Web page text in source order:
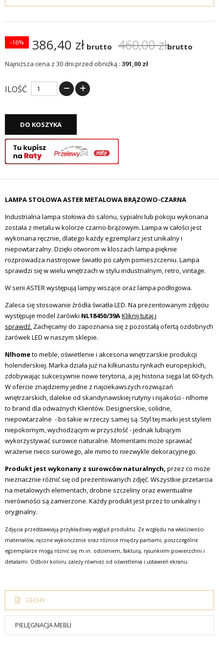
386,40 zł brutto 460,00 złbrutto
-16%
Najniższa cena z 30 dni przed obniżką : 391,00 zł
ILOŚĆ
DO KOSZYKA
LAMPA STOŁOWA ASTER METALOWA BRĄZOWO-CZARNA
Industrialna lampa stołowa do salonu, sypialni lub pokoju wykonana
została z metalu w kolorze czarno-brązowym. Lampa w całości jest
wykonana ręcznie, dlatego każdy egzemplarz jest unikalny i
niepowtarzalny. Dzięki otworom w kloszach lampa pięknie
rozprowadza nastrojowe światło po całym pomieszczeniu. Lampa
sprawdzi się w wielu wnętrzach w stylu industrialnym, retro, vintage.
W serii ASTER występują lampy wiszące oraz lampa podłogowa.
Zaleca się stosowanie źródła światła LED. Na prezentowanym zdjęciu
występuje model żarówki NL18450/39AKliknij tutaj i
sprawdź. Zachęcamy do zapoznania się z pozostałą ofertą ozdobnych
żarówek LED w naszym sklepie.
Nlhometo meble, oświetlenie i akcesoria wnętrzarskie produkcji
holenderskiej. Marka działa już na kilkunastu rynkach europejskich,
zdobywając sukcesywnie nowe terytoria, a jej historia sięga lat 60-tych.
W ofercie znajdziemy jedne z najciekawszych rozwiązań
wnętrzarskich, dalekie od skandynawskiej rutyny i nijakości - nlhome
to brand dla odważnych Klientów. Designerskie, solidne,
niepowtarzalne - bo takie w rzeczy samej są. Styl tej marki jest stylem
niepokornym, wychodzącym w przyszłość - jednak lubiącym
wykorzystywać surowce naturalne. Momentami może sprawiać
wrażenie nieco surowego, ale mimo to niezwykle dekoracyjnego.
Produkt jest wykonany z surowców naturalnych, przez co może
nieznacznie różnić się od prezentowanych zdjęć. Wszystkie przetarcia
na metalowych elementach, drobne szczeliny oraz ewentualne
nierówności są zamierzone. Każdy produkt jest przez to unikalny i
oryginalny.
Zdjęcia przedstawiają przykładowy wygląd produktu. Ze względu na właściwości
materiałów, ręczne wykończenie oraz różnice między partiami, poszczególne
egzemplarze mogą różnić się m.in. odcieniem, fakturą, rysunkiem powierzchni i
detalami. Odbiór koloru zależy również od oświetlenia i ustawień ekranu.
CECHY
PIELĘGNACJA MEBLI